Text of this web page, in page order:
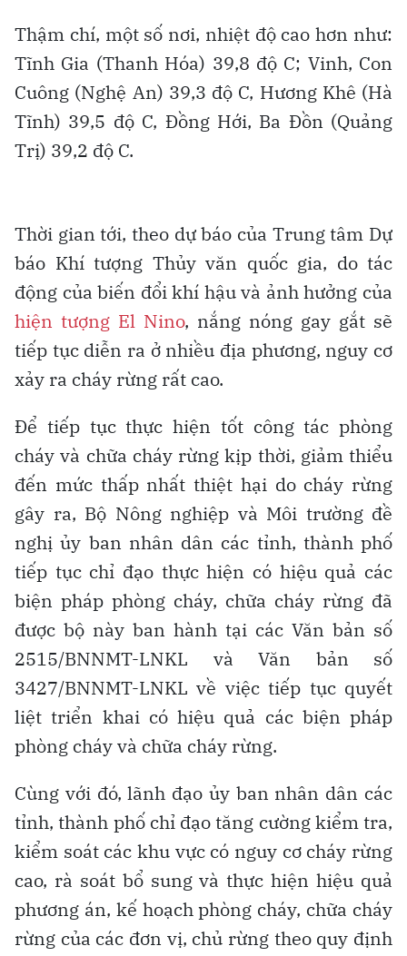
Thậm chí, một số nơi, nhiệt độ cao hơn như:
Tĩnh Gia (Thanh Hóa) 39,8 độ C; Vinh, Con
Cuông (Nghệ An) 39,3 độ C, Hương Khê (Hà
Tĩnh) 39,5 độ C, Đồng Hới, Ba Đồn (Quảng
Trị) 39,2 độ C.
Thời gian tới, theo dự báo của Trung tâm Dự
báo Khí tượng Thủy văn quốc gia, do tác
động của biến đổi khí hậu và ảnh hưởng của
hiện tượng El Nino, nắng nóng gay gắt sẽ
tiếp tục diễn ra ở nhiều địa phương, nguy cơ
xảy ra cháy rừng rất cao.
Để tiếp tục thực hiện tốt công tác phòng
cháy và chữa cháy rừng kịp thời, giảm thiểu
đến mức thấp nhất thiệt hại do cháy rừng
gây ra, Bộ Nông nghiệp và Môi trường đề
nghị ủy ban nhân dân các tỉnh, thành phố
tiếp tục chỉ đạo thực hiện có hiệu quả các
biện pháp phòng cháy, chữa cháy rừng đã
được bộ này ban hành tại các Văn bản số
2515/BNNMT-LNKL và Văn bản số
3427/BNNMT-LNKL về việc tiếp tục quyết
liệt triển khai có hiệu quả các biện pháp
phòng cháy và chữa cháy rừng.
Cùng với đó, lãnh đạo ủy ban nhân dân các
tỉnh, thành phố chỉ đạo tăng cường kiểm tra,
kiểm soát các khu vực có nguy cơ cháy rừng
cao, rà soát bổ sung và thực hiện hiệu quả
phương án, kế hoạch phòng cháy, chữa cháy
rừng của các đơn vị, chủ rừng theo quy định